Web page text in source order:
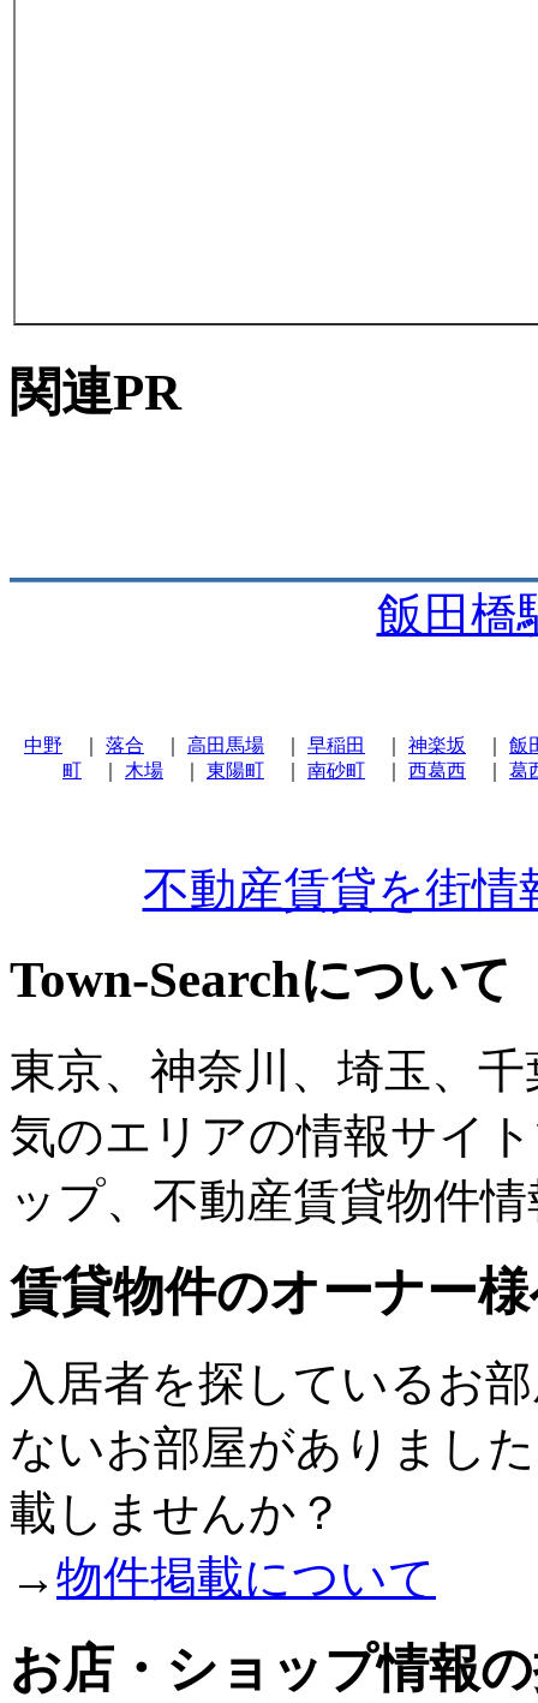
関連PR
飯田橋
中野 落合 高田馬場 早稲田 神楽坂
飯
町
木場 東陽町 南砂町 西葛西 葛
不動産賃貸を街情
Town-Searchについて
東京、神奈川、埼玉、
気のエリアの情報サイ
ップ、不動産賃貸物件
賃貸物件のオーナー
入居者を探しているお
ないお部屋がありまし
載しませんか？
→物件掲載について
お店・ショップ情報